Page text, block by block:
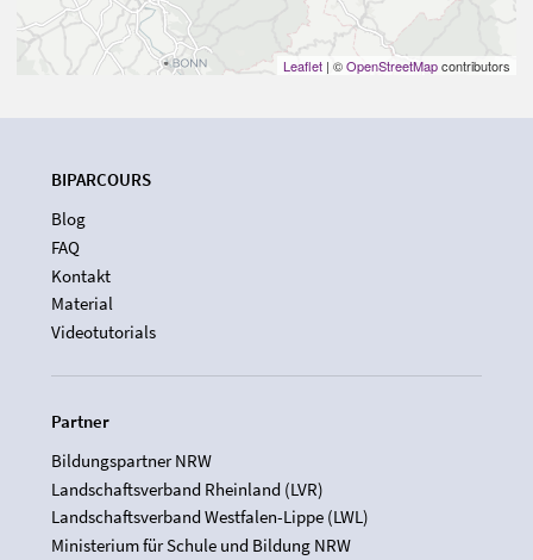
Leaflet | ©OpenStreetMapcontributors
BIPARCOURS
Blog
FAQ
Kontakt
Material
Videotutorials
Partner
Bildungspartner NRW
Landschaftsverband Rheinland (LVR)
Landschaftsverband Westfalen-Lippe (LWL)
Ministerium für Schule und Bildung NRW